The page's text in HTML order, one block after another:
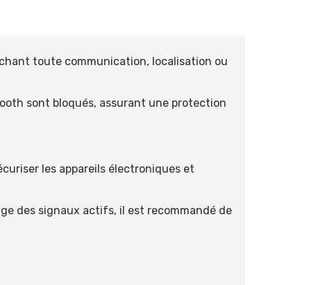
toute communication, localisation ou
sont bloqués, assurant une protection
les appareils électroniques et
des signaux actifs, il est recommandé de